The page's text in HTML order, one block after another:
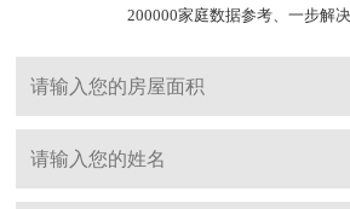
200000家庭数据参考、一步解